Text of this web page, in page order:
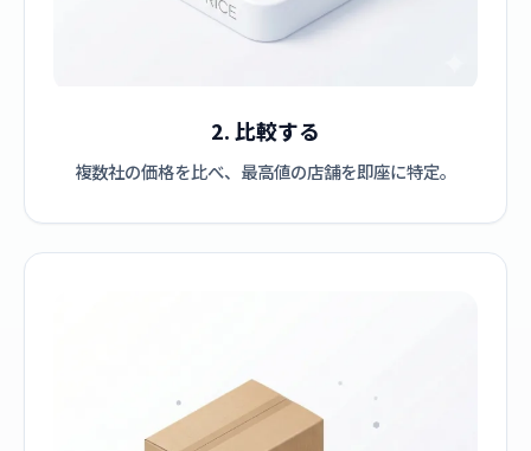
2. 比較する
複数社の価格を比べ、最高値の店舗を即座に特定。